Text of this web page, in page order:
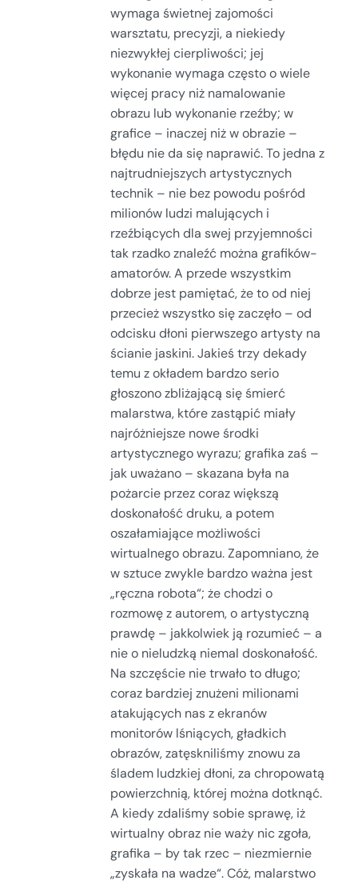
wymaga świetnej zajomości
warsztatu, precyzji, a niekiedy
niezwykłej cierpliwości; jej
wykonanie wymaga często o wiele
więcej pracy niż namalowanie
obrazu lub wykonanie rzeźby; w
grafice – inaczej niż w obrazie –
błędu nie da się naprawić. To jedna z
najtrudniejszych artystycznych
technik – nie bez powodu pośród
milionów ludzi malujących i
rzeźbiących dla swej przyjemności
tak rzadko znaleźć można grafików-
amatorów. A przede wszystkim
dobrze jest pamiętać, że to od niej
przecież wszystko się zaczęło – od
odcisku dłoni pierwszego artysty na
ścianie jaskini. Jakieś trzy dekady
temu z okładem bardzo serio
głoszono zbliżającą się śmierć
malarstwa, które zastąpić miały
najróżniejsze nowe środki
artystycznego wyrazu; grafika zaś –
jak uważano – skazana była na
pożarcie przez coraz większą
doskonałość druku, a potem
oszałamiające możliwości
wirtualnego obrazu. Zapomniano, że
w sztuce zwykle bardzo ważna jest
„ręczna robota“; że chodzi o
rozmowę z autorem, o artystyczną
prawdę – jakkolwiek ją rozumieć – a
nie o nieludzką niemal doskonałość.
Na szczęście nie trwało to długo;
coraz bardziej znużeni milionami
atakujących nas z ekranów
monitorów lśniących, gładkich
obrazów, zatęskniliśmy znowu za
śladem ludzkiej dłoni, za chropowatą
powierzchnią, której można dotknąć.
A kiedy zdaliśmy sobie sprawę, iż
wirtualny obraz nie waży nic zgoła,
grafika – by tak rzec – niezmiernie
„zyskała na wadze“. Cóż, malarstwo